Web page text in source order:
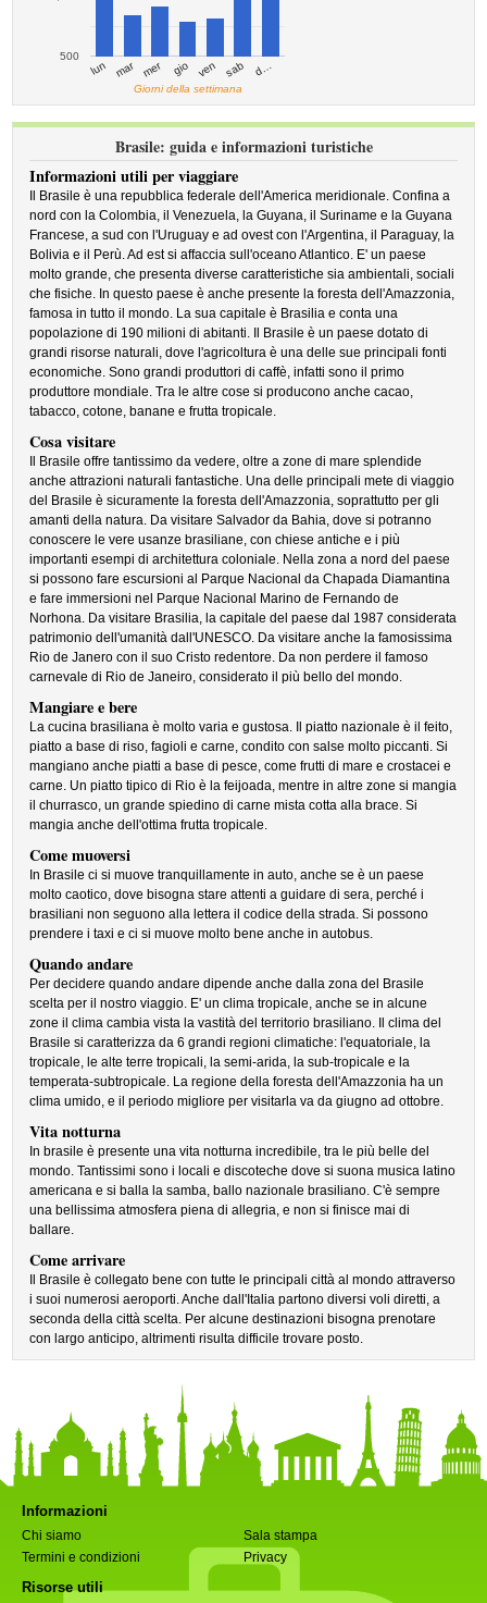
lun mar mer gio ven sab d…
500
Giorni della settimana
Brasile: guida e informazioni turistiche
Informazioni utili per viaggiare
Il Brasile è una repubblica federale dell'America meridionale. Confina a
nord con la Colombia, il Venezuela, la Guyana, il Suriname e la Guyana
Francese, a sud con l'Uruguay e ad ovest con l'Argentina, il Paraguay, la
Bolivia e il Perù. Ad est si affaccia sull'oceano Atlantico. E' un paese
molto grande, che presenta diverse caratteristiche sia ambientali, sociali
che fisiche. In questo paese è anche presente la foresta dell'Amazzonia,
famosa in tutto il mondo. La sua capitale è Brasilia e conta una
popolazione di 190 milioni di abitanti. Il Brasile è un paese dotato di
grandi risorse naturali, dove l'agricoltura è una delle sue principali fonti
economiche. Sono grandi produttori di caffè, infatti sono il primo
produttore mondiale. Tra le altre cose si producono anche cacao,
tabacco, cotone, banane e frutta tropicale.
Cosa visitare
Il Brasile offre tantissimo da vedere, oltre a zone di mare splendide
anche attrazioni naturali fantastiche. Una delle principali mete di viaggio
del Brasile è sicuramente la foresta dell'Amazzonia, soprattutto per gli
amanti della natura. Da visitare Salvador da Bahia, dove si potranno
conoscere le vere usanze brasiliane, con chiese antiche e i più
importanti esempi di architettura coloniale. Nella zona a nord del paese
si possono fare escursioni al Parque Nacional da Chapada Diamantina
e fare immersioni nel Parque Nacional Marino de Fernando de
Norhona. Da visitare Brasilia, la capitale del paese dal 1987 considerata
patrimonio dell'umanità dall'UNESCO. Da visitare anche la famosissima
Rio de Janero con il suo Cristo redentore. Da non perdere il famoso
carnevale di Rio de Janeiro, considerato il più bello del mondo.
Mangiare e bere
La cucina brasiliana è molto varia e gustosa. Il piatto nazionale è il feito,
piatto a base di riso, fagioli e carne, condito con salse molto piccanti. Si
mangiano anche piatti a base di pesce, come frutti di mare e crostacei e
carne. Un piatto tipico di Rio è la feijoada, mentre in altre zone si mangia
il churrasco, un grande spiedino di carne mista cotta alla brace. Si
mangia anche dell'ottima frutta tropicale.
Come muoversi
In Brasile ci si muove tranquillamente in auto, anche se è un paese
molto caotico, dove bisogna stare attenti a guidare di sera, perché i
brasiliani non seguono alla lettera il codice della strada. Si possono
prendere i taxi e ci si muove molto bene anche in autobus.
Quando andare
Per decidere quando andare dipende anche dalla zona del Brasile
scelta per il nostro viaggio. E' un clima tropicale, anche se in alcune
zone il clima cambia vista la vastità del territorio brasiliano. Il clima del
Brasile si caratterizza da 6 grandi regioni climatiche: l'equatoriale, la
tropicale, le alte terre tropicali, la semi-arida, la sub-tropicale e la
temperata-subtropicale. La regione della foresta dell'Amazzonia ha un
clima umido, e il periodo migliore per visitarla va da giugno ad ottobre.
Vita notturna
In brasile è presente una vita notturna incredibile, tra le più belle del
mondo. Tantissimi sono i locali e discoteche dove si suona musica latino
americana e si balla la samba, ballo nazionale brasiliano. C'è sempre
una bellissima atmosfera piena di allegria, e non si finisce mai di
ballare.
Come arrivare
Il Brasile è collegato bene con tutte le principali città al mondo attraverso
i suoi numerosi aeroporti. Anche dall'Italia partono diversi voli diretti, a
seconda della città scelta. Per alcune destinazioni bisogna prenotare
con largo anticipo, altrimenti risulta difficile trovare posto.
Informazioni
Chi siamo
Sala stampa
Termini e condizioni
Privacy
Risorse utili